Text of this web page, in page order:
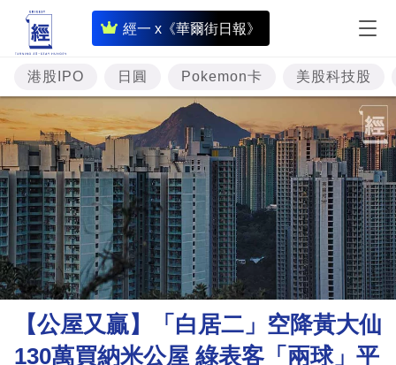
經一 x《華爾街日報》
即
時
財
經
專
題
投
資
樓
市
理
財
商
港股IPO 日圓 Pokemon卡 美股科技股
【公屋又贏】「白居二」空降黃大仙
130萬買納米公屋 綠表客「兩球」平